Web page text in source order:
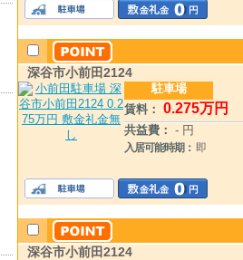
深谷市小前田2124
駐車場
賃料： 0.275万円
共益費： - 円
入居可能時期： 即
深谷市小前田2124